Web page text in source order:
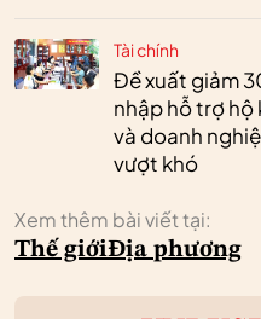
Tài chính
Đề xuất giảm
nhập hỗ trợ hộ
và doanh
vượt khó
Xem thêm bài viết tại:
Thế giớiĐịa phương